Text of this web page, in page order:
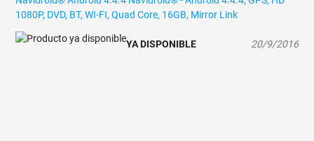
1080P, DVD, BT, WI-FI, Quad Core, 16GB, Mirror Link
YA DISPONIBLE 20/9/2016